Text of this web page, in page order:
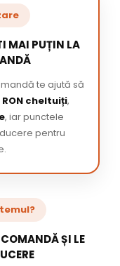
MAI PUȚIN LA
te ajută să
RON cheltuiți,
, iar punctele
pentru
ȘI LE